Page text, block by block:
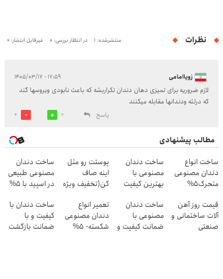
نظرات منتشرشده: 1 در انتظار بررسی: 0 غیرقابل انتشار: 0
زویاامامی ۱۷:۵۹ - ۱۴۰۵/۰۳/۱۷
لازم ضروریه برای تمیزی دهان دندان تکراربشه که باعث نابودی ویروسها گند
که درلثه ودندانها مقابله میکنند
پاسخ
0
0
مطالب پیشنهادی
ساخت انواع
دندان مصنوعی
متحرک5%
ساخت دندان
مصنوعی با
بهترین کیفیت
پوستت رو مثل
اینه صاف
کن(تخفیف ویژه
ساخت دندان
مصنوعی طبیعی
در اسپید با 5%
قیمت روز آهن
آلات ساختمانی و
صنعتی
ساخت دندان
مصنوعی با
ضمانت کیفیت و
تعمیر انواع
دندان مصنوعی
شکسته- 5%
ساخت دندان با
کیفیت و با
ضمانت بازگشت